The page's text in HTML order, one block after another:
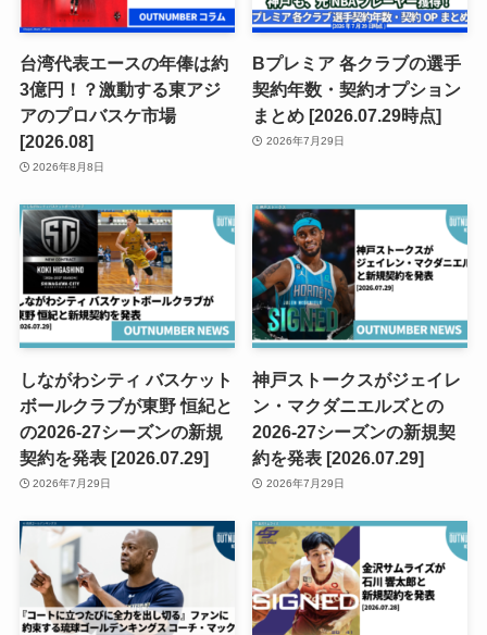
台湾代表エースの年俸は約
3億円！？激動する東アジ
アのプロバスケ市場
[2026.08]
2026年8月8日
Bプレミア 各クラブの選手
契約年数・契約オプション
まとめ [2026.07.29時点]
2026年7月29日
しながわシティ バスケット
ボールクラブが東野 恒紀と
の2026-27シーズンの新規
契約を発表 [2026.07.29]
2026年7月29日
神戸ストークスがジェイレ
ン・マクダニエルズとの
2026-27シーズンの新規契
約を発表 [2026.07.29]
2026年7月29日